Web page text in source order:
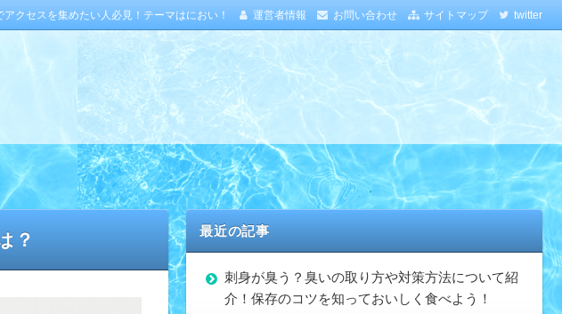
運営者情報 お問い合わせ サイトマップ twitter
アクセスを集めたい人必見！テーマはにおい！
？ 最近の記事
刺身が臭う？臭いの取り方や対策方法について紹
介！保存のコツを知っておいしく食べよう！